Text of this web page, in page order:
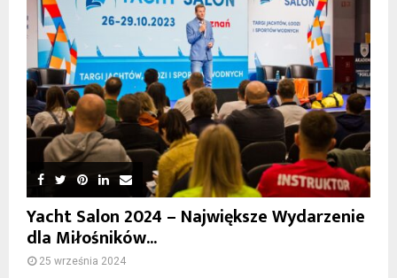
Yacht Salon 2024 – Największe Wydarzenie
dla Miłośników...
25 września 2024